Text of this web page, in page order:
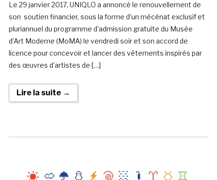
Le 29 janvier 2017, UNIQLO a annoncé le renouvellement de
son soutien financier, sous la forme d’un mécénat exclusif et
pluriannuel du programme d’admission gratuite du Musée
d’Art Moderne (MoMA) le vendredi soir et son accord de
licence pour concevoir et lancer des vêtements inspirés par
des œuvres d’artistes de […]
Lire la suite →